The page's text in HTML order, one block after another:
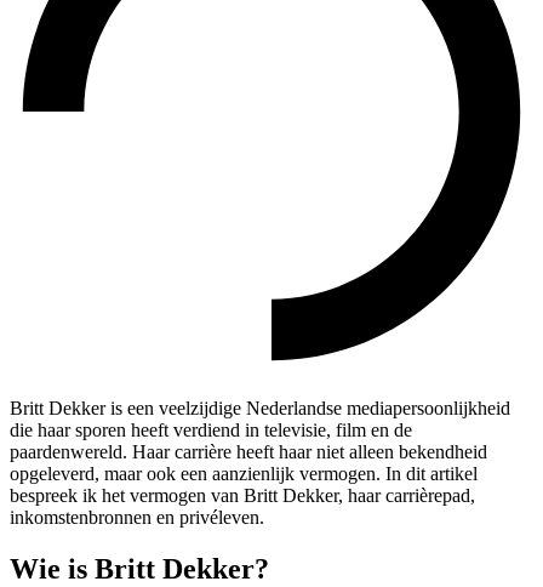
Britt Dekker is een veelzijdige Nederlandse mediapersoonlijkheid
die haar sporen heeft verdiend in televisie, film en de
paardenwereld. Haar carrière heeft haar niet alleen bekendheid
opgeleverd, maar ook een aanzienlijk vermogen. In dit artikel
bespreek ik het vermogen van Britt Dekker, haar carrièrepad,
inkomstenbronnen en privéleven.
Wie is Britt Dekker?